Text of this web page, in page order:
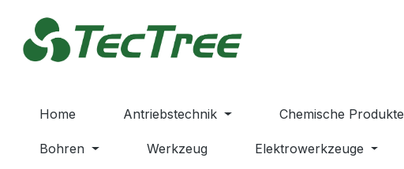
Hauptinhalt springen
Zur Suche springen
Zur Hauptnavigation springen
Home Antriebstechnik Chemische Produkte
Bohren Werkzeug Elektrowerkzeuge